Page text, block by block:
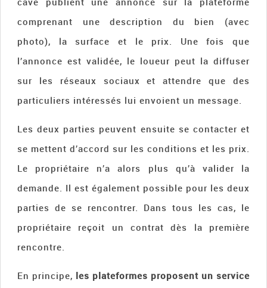
comprenant une description du bien (avec
photo), la surface et le prix. Une fois que
l’annonce est validée, le loueur peut la diffuser
sur les réseaux sociaux et attendre que des
particuliers intéressés lui envoient un message.
Les deux parties peuvent ensuite se contacter et
se mettent d’accord sur les conditions et les prix.
Le propriétaire n’a alors plus qu’à valider la
demande. Il est également possible pour les deux
parties de se rencontrer. Dans tous les cas, le
propriétaire reçoit un contrat dès la première
rencontre.
En principe, les plateformes proposent un service